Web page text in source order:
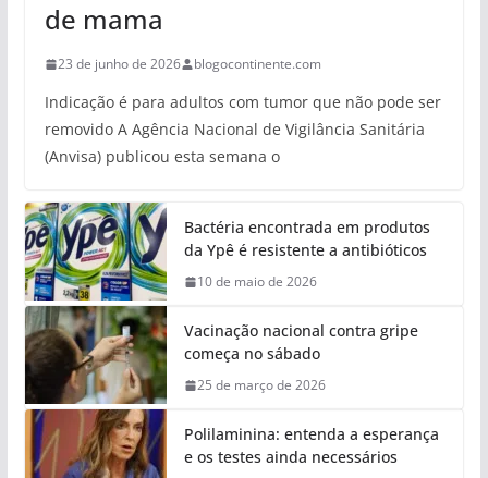
de mama
23 de junho de 2026 blogocontinente.com
Indicação é para adultos com tumor que não pode ser
removido A Agência Nacional de Vigilância Sanitária
(Anvisa) publicou esta semana o
Bactéria encontrada em produtos
da Ypê é resistente a antibióticos
10 de maio de 2026
Vacinação nacional contra gripe
começa no sábado
25 de março de 2026
Polilaminina: entenda a esperança
e os testes ainda necessários